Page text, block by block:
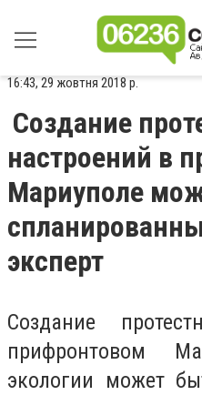
16:43, 29 жовтня 2018 р.
Создание
настроений в
Мариуполе
эксперт
Создание
прифронтовом
экологии может